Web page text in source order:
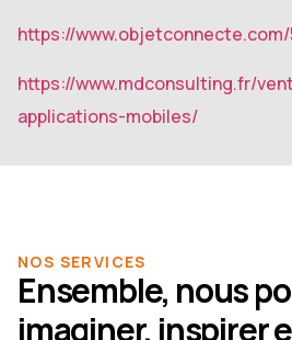
https://
https://www.mdconsulting.fr/
applications-mobiles/
NOS SERVICES
Ensemble, nous
imaginer, inspirer